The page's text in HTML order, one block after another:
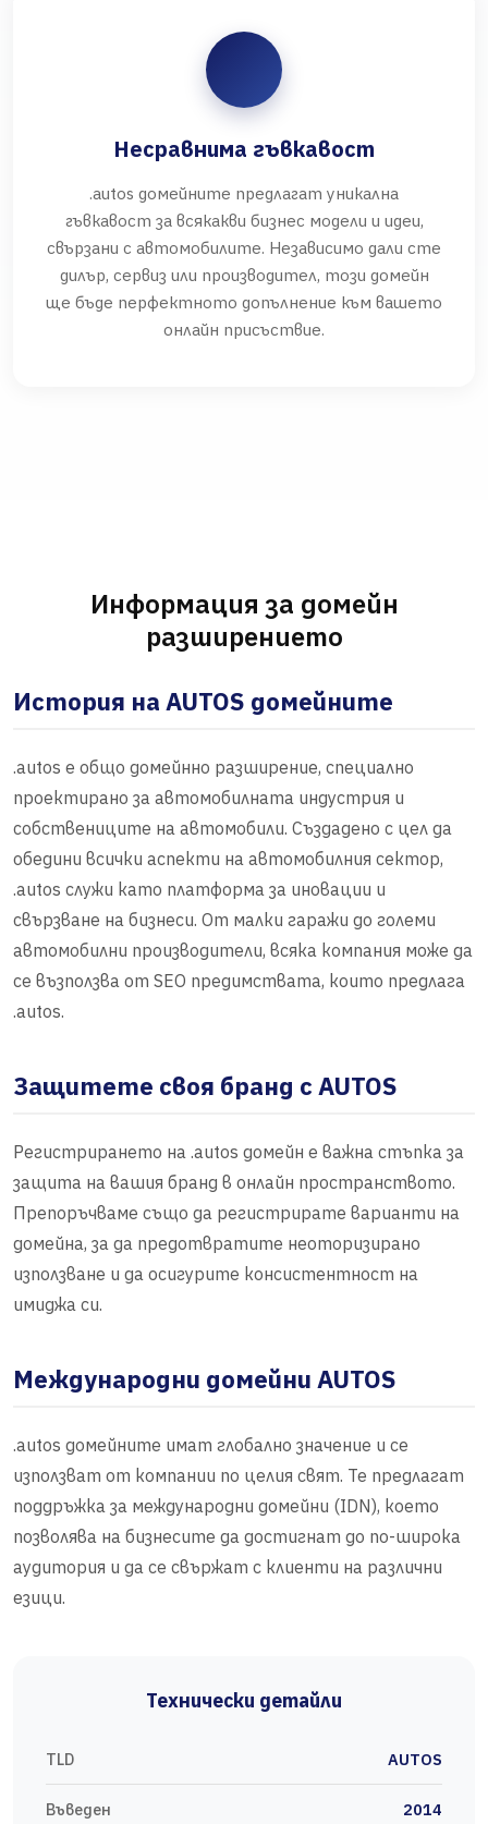
Несравнима гъвкавост
.autos домейните предлагат уникална
гъвкавост за всякакви бизнес модели и идеи,
свързани с автомобилите. Независимо дали сте
дилър, сервиз или производител, този домейн
ще бъде перфектното допълнение към вашето
онлайн присъствие.
Информация за домейн
разширението
История на AUTOS домейните
.autos е общо домейнно разширение, специално
проектирано за автомобилната индустрия и
собствениците на автомобили. Създадено с цел да
обедини всички аспекти на автомобилния сектор,
.autos служи като платформа за иновации и
свързване на бизнеси. От малки гаражи до големи
автомобилни производители, всяка компания може да
се възползва от SEO предимствата, които предлага
.autos.
Защитете своя бранд с AUTOS
Регистрирането на .autos домейн е важна стъпка за
защита на вашия бранд в онлайн пространството.
Препоръчваме също да регистрирате варианти на
домейна, за да предотвратите неоторизирано
използване и да осигурите консистентност на
имиджа си.
Международни домейни AUTOS
.autos домейните имат глобално значение и се
използват от компании по целия свят. Те предлагат
поддръжка за международни домейни (IDN), което
позволява на бизнесите да достигнат до по-широка
аудитория и да се свържат с клиенти на различни
езици.
Технически детайли
TLD AUTOS
Въведен 2014